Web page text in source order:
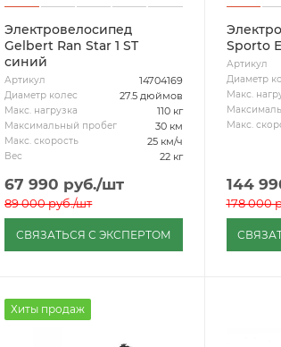
Электровелосипед
Gelbert Ran Star 1 ST
синий
Артикул 14704169
Диаметр колес 27.5 дюймов
Макс. нагрузка 110 кг
Максимальный пробег 30 км
Макс. скорость 25 км/ч
Вес 22 кг
67 990 руб./шт
89 000руб./шт
СВЯЗАТЬСЯ С ЭКСПЕРТОМ
Sporto
Артикул
Диаметр
Макс.
Макс.
144
178 000
Хиты продаж